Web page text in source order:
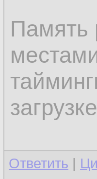
Память
Ответить |